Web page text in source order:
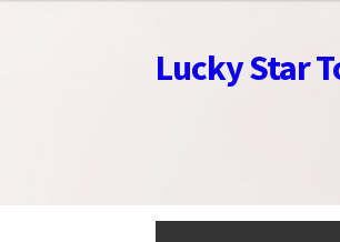
Đi
đến
Chuyển
đến
Lucky Star